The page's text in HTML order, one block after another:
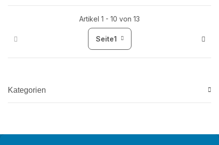
Artikel 1 - 10 von 13
Seite1
Kategorien